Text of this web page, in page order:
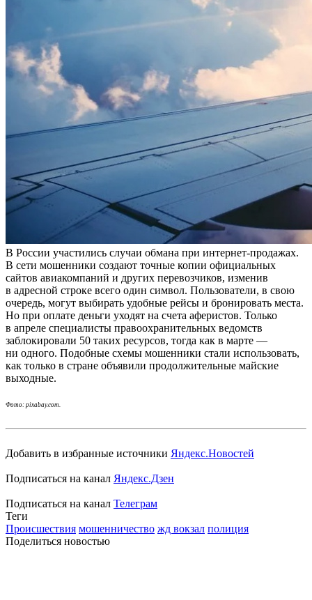
В России участились случаи обмана при интернет-продажах.
В сети мошенники создают точные копии официальных
сайтов авиакомпаний и других перевозчиков, изменив
в адресной строке всего один символ. Пользователи, в свою
очередь, могут выбирать удобные рейсы и бронировать места.
Но при оплате деньги уходят на счета аферистов. Только
в апреле специалисты правоохранительных ведомств
заблокировали 50 таких ресурсов, тогда как в марте —
ни одного. Подобные схемы мошенники стали использовать,
как только в стране объявили продолжительные майские
выходные.
Фото: pixabay.com.
Добавить в избранные источники Яндекс.Новостей
Подписаться на канал Яндекс.Дзен
Подписаться на канал Телеграм
Теги
Происшествия мошенничество жд вокзал полиция
Поделиться новостью